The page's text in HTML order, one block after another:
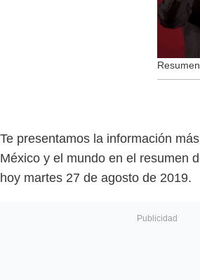
Te presentamos la información
México y el mundo en el resumen
hoy martes 27 de agosto de 2019.